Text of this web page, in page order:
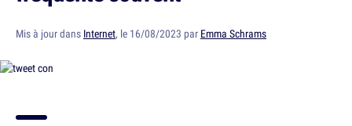
Mis à jour dans Internet, le 16/08/2023 par Emma Schrams